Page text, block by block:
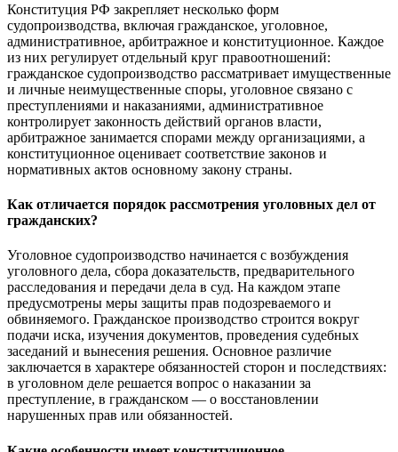
Конституция РФ закрепляет несколько форм
судопроизводства, включая гражданское, уголовное,
административное, арбитражное и конституционное. Каждое
из них регулирует отдельный круг правоотношений:
гражданское судопроизводство рассматривает имущественные
и личные неимущественные споры, уголовное связано с
преступлениями и наказаниями, административное
контролирует законность действий органов власти,
арбитражное занимается спорами между организациями, а
конституционное оценивает соответствие законов и
нормативных актов основному закону страны.
Как отличается порядок рассмотрения уголовных дел от
гражданских?
Уголовное судопроизводство начинается с возбуждения
уголовного дела, сбора доказательств, предварительного
расследования и передачи дела в суд. На каждом этапе
предусмотрены меры защиты прав подозреваемого и
обвиняемого. Гражданское производство строится вокруг
подачи иска, изучения документов, проведения судебных
заседаний и вынесения решения. Основное различие
заключается в характере обязанностей сторон и последствиях:
в уголовном деле решается вопрос о наказании за
преступление, в гражданском — о восстановлении
нарушенных прав или обязанностей.